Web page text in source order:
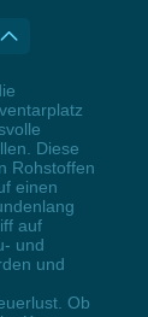
Diese
Rohstoffen
einen
auf
und
und
Ob